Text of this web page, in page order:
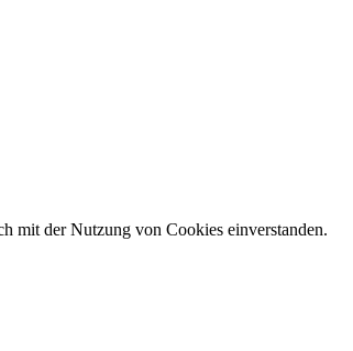
mit der Nutzung von Cookies einverstanden.